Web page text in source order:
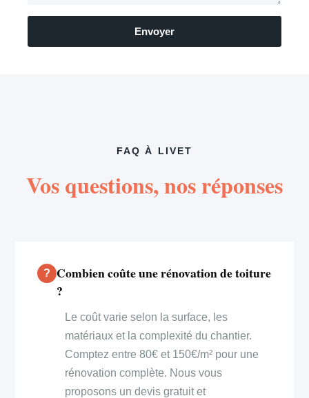
Envoyer
FAQ À LIVET
Vos questions, nos réponses
Combien coûte une rénovation de toiture
?
Le coût varie selon la surface, les
matériaux et la complexité du chantier.
Comptez entre 80€ et 150€/m² pour une
rénovation complète. Nous vous
proposons un devis gratuit et